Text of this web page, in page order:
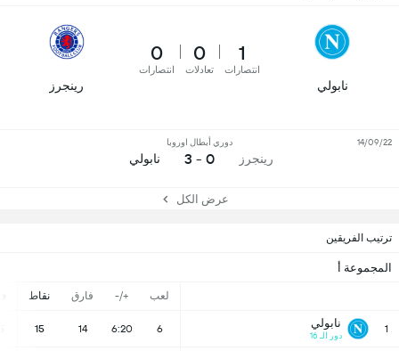
ترتيب الفريقين
المجموعة أ
لعب +/- فارق نقاط
1 نابولي
دور الـ 16
6
6:20
14
15
نابولي
1
انتصارات
0
تعادلات
0
انتصارات
رينجرز
رينجرز
دوري أبطال اوروبا
0 - 3 نابولي
14/09/22
عرض الكل